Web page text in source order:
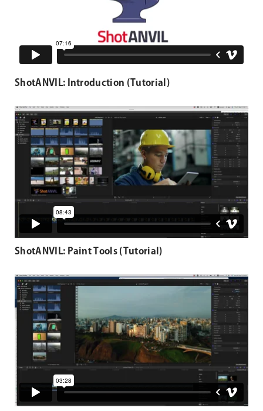
ShotANVIL: Introduction (Tutorial)
ShotANVIL: Paint Tools (Tutorial)